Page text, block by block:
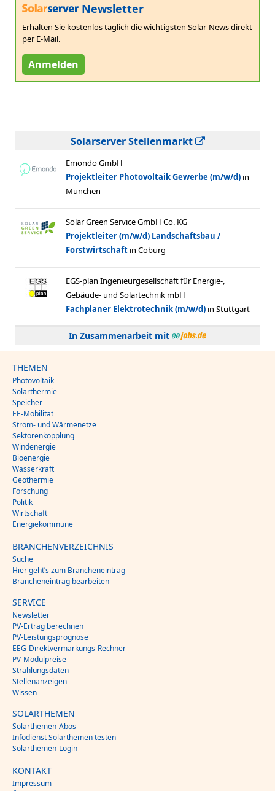
Newsletter
Erhalten Sie kostenlos täglich die wichtigsten Solar-News direkt
per E-Mail.
Anmelden
Solarserver Stellenmarkt
In Zusammenarbeit mit
THEMEN
Photovoltaik
Solarthermie
Speicher
EE-Mobilität
Strom- und Wärmenetze
Sektorenkopplung
Windenergie
Bioenergie
Wasserkraft
Geothermie
Forschung
Politik
Wirtschaft
Energiekommune
BRANCHENVERZEICHNIS
Suche
Hier geht’s zum Brancheneintrag
Brancheneintrag bearbeiten
SERVICE
Newsletter
PV-Ertrag berechnen
PV-Leistungsprognose
EEG-Direktvermarkungs-Rechner
PV-Modulpreise
Strahlungsdaten
Stellenanzeigen
Wissen
SOLARTHEMEN
Solarthemen-Abos
Infodienst Solarthemen testen
Solarthemen-Login
KONTAKT
Impressum